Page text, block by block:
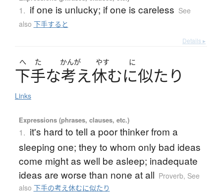
1. if one is unlucky; if one is careless See
also 下手すると
Details ▸
へ た かんが やす に
下手な考え休むに似たり
Links
Expressions (phrases, clauses, etc.)
1. it's hard to tell a poor thinker from a
sleeping one; they to whom only bad ideas
come might as well be asleep; inadequate
ideas are worse than none at all Proverb, See
also 下手の考え休むに似たり